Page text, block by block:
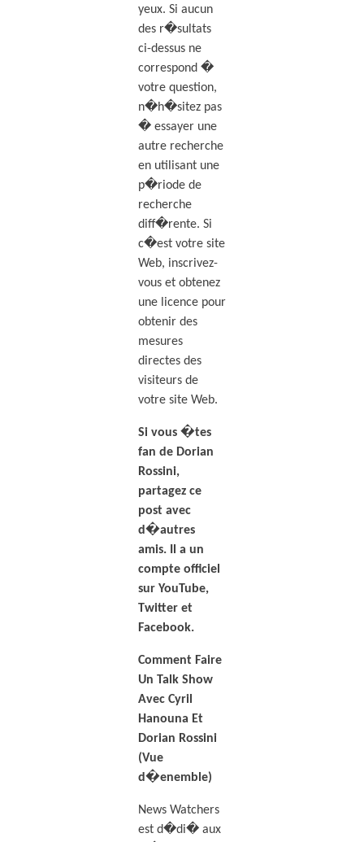
yeux. Si aucun
des r�sultats
ci-dessus ne
correspond �
votre question,
n�h�sitez pas
� essayer une
autre recherche
en utilisant une
p�riode de
recherche
diff�rente. Si
c�est votre site
Web, inscrivez-
vous et obtenez
une licence pour
obtenir des
mesures
directes des
visiteurs de
votre site Web.
Si vous �tes
fan de Dorian
Rossini,
partagez ce
post avec
d�autres
amis. Il a un
compte officiel
sur YouTube,
Twitter et
Facebook.
Comment Faire
Un Talk Show
Avec Cyril
Hanouna Et
Dorian Rossini
(Vue
d�enemble)
News Watchers
est d�di� aux